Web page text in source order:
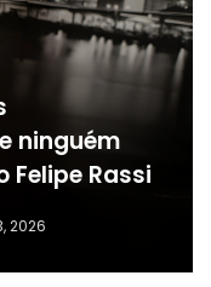
ninguém
Felipe Rassi
2026